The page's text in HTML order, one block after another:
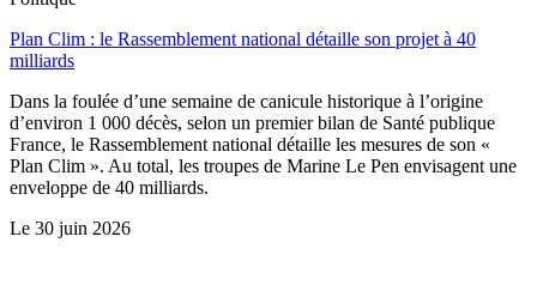
Plan Clim : le Rassemblement national détaille son projet à 40
milliards
Dans la foulée d’une semaine de canicule historique à l’origine
d’environ 1 000 décès, selon un premier bilan de Santé publique
France, le Rassemblement national détaille les mesures de son «
Plan Clim ». Au total, les troupes de Marine Le Pen envisagent une
enveloppe de 40 milliards.
Le 30 juin 2026